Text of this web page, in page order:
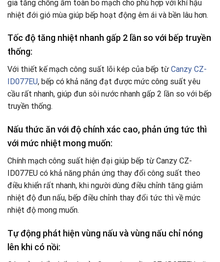
gia tăng chống ấm toàn bo mạch cho phù hợp với khí hậu
nhiệt đới gió mùa giúp bếp hoạt động êm ái và bền lâu hơn.
Tốc độ tăng nhiệt nhanh gấp 2 lần so với bếp truyền
thống:
Với thiết kế mạch công suất lõi kép của bếp từ Canzy CZ-
ID077EU, bếp có khả năng đạt được mức công suất yêu
cầu rất nhanh, giúp đun sôi nước nhanh gấp 2 lần so với bếp
truyền thống.
Nấu thức ăn với độ chính xác cao, phản ứng tức thì
với mức nhiệt mong muốn:
Chính mạch công suất hiện đại giúp bếp từ Canzy CZ-
ID077EU có khả năng phản ứng thay đổi công suất theo
điều khiển rất nhanh, khi người dùng điều chỉnh tăng giảm
nhiệt độ đun nấu, bếp điều chỉnh thay đổi tức thì về mức
nhiệt độ mong muốn.
Tự động phát hiện vùng nấu và vùng nấu chỉ nóng
lên khi có nồi: